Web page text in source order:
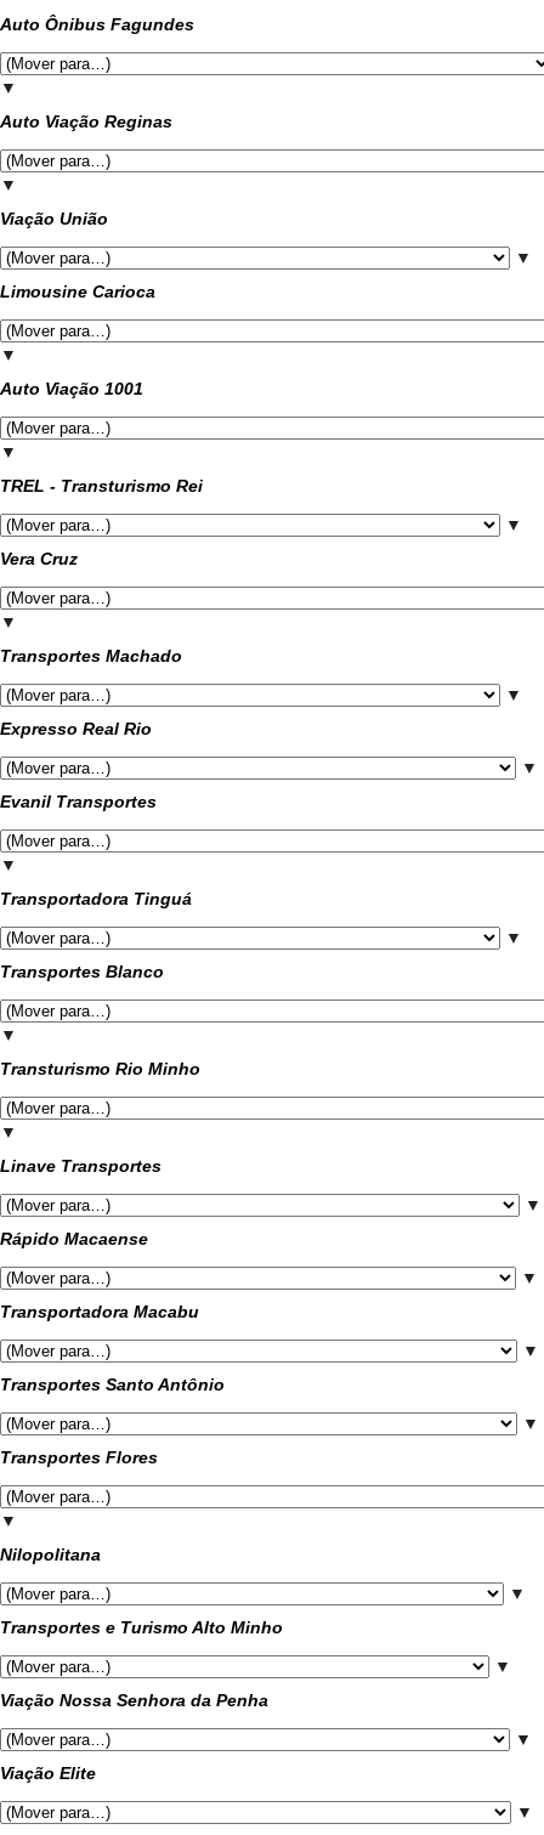
Auto Ônibus Fagundes
▼
Auto Viação Reginas
▼
Viação União
▼
Limousine Carioca
▼
Auto Viação 1001
▼
TREL - Transturismo Rei
▼
Vera Cruz
▼
Transportes Machado
▼
Expresso Real Rio
▼
Evanil Transportes
▼
Transportadora Tinguá
▼
Transportes Blanco
▼
Transturismo Rio Minho
▼
Linave Transportes
▼
Rápido Macaense
▼
Transportadora Macabu
▼
Transportes Santo Antônio
▼
Transportes Flores
▼
Nilopolitana
▼
Transportes e Turismo Alto Minho
▼
Viação Nossa Senhora da Penha
▼
Viação Elite
▼